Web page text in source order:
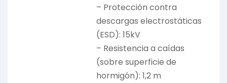
– Protección contra
descargas electrostáticas
(ESD): 15kV
– Resistencia a caídas
(sobre superficie de
hormigón): 1,2 m